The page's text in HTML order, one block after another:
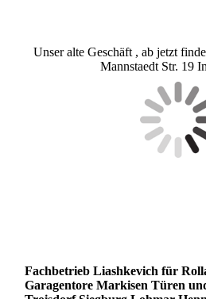
Unser alte Geschäft , ab jetzt
Mannstaedt Str. 19
Fachbetrieb Liashkevich für
Garagentore Markisen Türen